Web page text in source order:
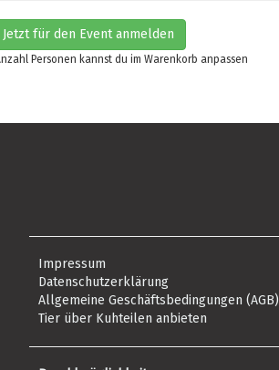
Jetzt für den Event anmelden
Personen kannst du im Warenkorb anpassen
Impressum
Datenschutzerklärung
Allgemeine Geschäftsbedingungen (AGB)
Tier über Kuhteilen anbieten